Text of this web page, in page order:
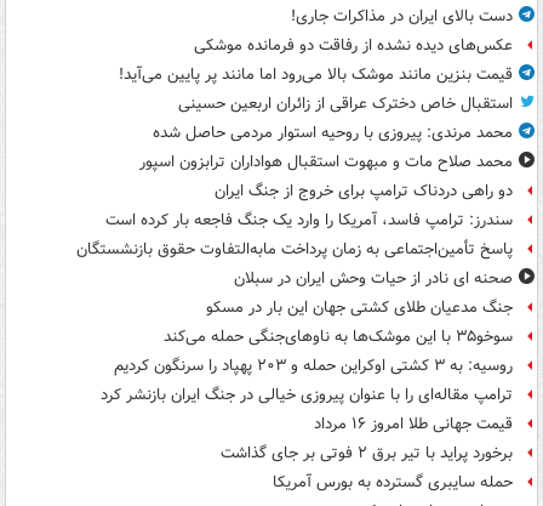
دست بالای ایران در مذاکرات جاری!
عکس‌های دیده نشده از رفاقت دو فرمانده‌ موشکی
قیمت بنزین مانند موشک بالا می‌رود اما مانند پر پایین می‌آید!
استقبال خاص دخترک عراقی از زائران اربعین حسینی
محمد مرندی: پیروزی با روحیه استوار مردمی حاصل شده
محمد صلاح مات و مبهوت استقبال هواداران ترابزون اسپور
دو راهی دردناک ترامپ برای خروج از جنگ ایران
سندرز: ترامپ فاسد، آمریکا را وارد یک جنگ فاجعه بار کرده است
پاسخ تأمین‌اجتماعی به زمان پرداخت مابه‌التفاوت حقوق بازنشستگان
صحنه ای نادر از حیات وحش ایران در سبلان
جنگ مدعیان طلای کشتی جهان این بار در مسکو
سوخو۳۵ با این موشک‌ها به ناوهای‌جنگی حمله می‌کند
روسیه: به ۳ کشتی اوکراین حمله و ۲۰۳ پهپاد را سرنگون کردیم
ترامپ مقاله‌ای را با عنوان پیروزی خیالی در جنگ ایران بازنشر کرد
قیمت جهانی طلا امروز ۱۶ مرداد
برخورد پراید با تیر برق ۲ فوتی بر جای گذاشت
حمله سایبری گسترده به بورس آمریکا